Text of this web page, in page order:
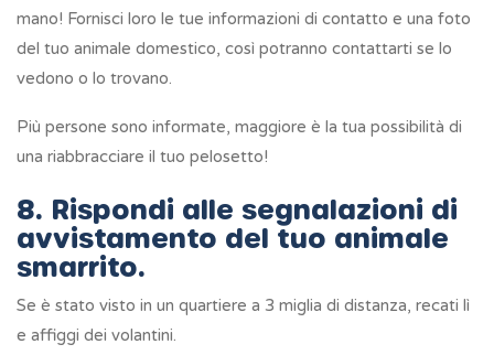
mano! Fornisci loro le tue informazioni di contatto e una foto
del tuo animale domestico, così potranno contattarti se lo
vedono o lo trovano.
Più persone sono informate, maggiore è la tua possibilità di
una riabbracciare il tuo pelosetto!
8. Rispondi alle segnalazioni di
avvistamento del tuo animale
smarrito.
Se è stato visto in un quartiere a 3 miglia di distanza, recati lì
e affiggi dei volantini.